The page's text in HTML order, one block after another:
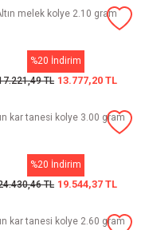
melek kolye 2.10 gram
%20 İndirim
TL 13.777,20 TL
kar tanesi kolye 3.00 gram
%20 İndirim
TL 19.544,37 TL
kar tanesi kolye 2.60 gram